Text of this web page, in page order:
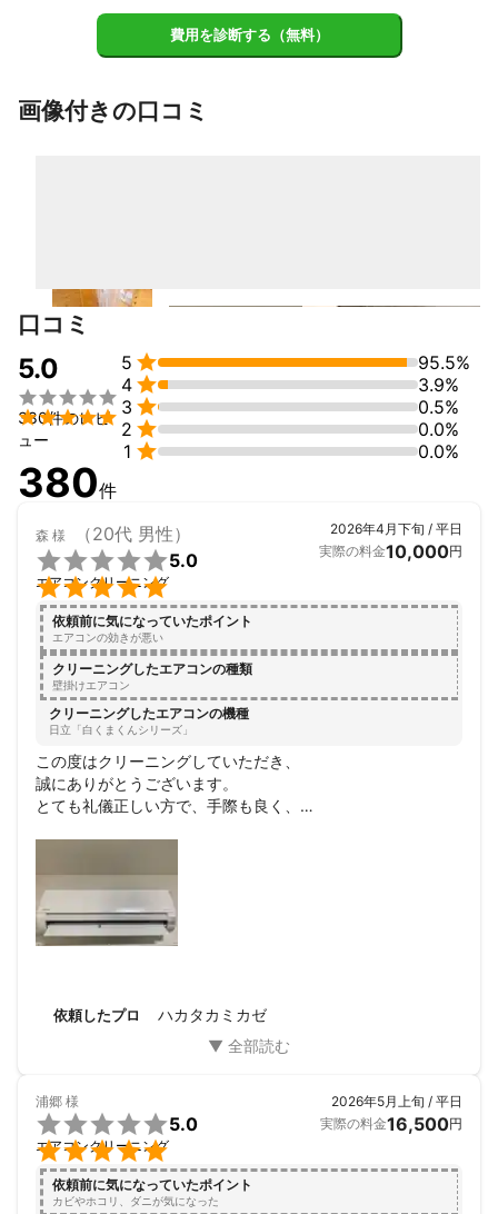
久留米市/八女市/筑後市/大川市/柳川市/みやま市/大牟田市/広川
佐賀市/小城市/鳥栖市/神埼市/吉野ヶ里町/上峰町/みやき町/基山町
◾️熊本県
お申し込みをご検討いただく前に以下の内容をご確認ください。
事前にエアコンのメーカーと室内機の型番を確認をさせていただ
きます。
＜エアコン清掃作業について＞
・作業箇所周辺の小物類は事前に移動いただくようお願いしま
・エアコンの下にバケツや脚立を置いて作業を行いますので事前
にスペースの確保をお願いします。
・ベッドやソファーなどがあり、移動が難しいようであればお申
し込みの際にご相談ください。
・作業時は、電気、水道、ガスを使用させていただきます。ま
た、部品洗浄のためベランダ、バスルーム、シンク等をお借りし
ます。
・生活臭、ペット関連の汚れ、タバコのヤニ、油、芳香剤、変
質、変色等、クリーニングでは完全に落とすことが出来ない場合
があります。
・エアコンクリーニングの際、取り外しのできない部品はそのま
までの作業となります。また、一部対応できない機種がありま
・エアコン上部までの高さが２メートル７０センチを超える場合
は対応できません。
・三菱製FZシリーズ、シャープ製エアレストシリーズ、富士通製
ノクリアＸシリーズは対応できません。また、富士通製ノクリア
・飲食店の厨房などで油汚れの酷いエアコン、故障が確認された
エアコン、壁に設置前のエアコン、窓用エアコン、床置きタイプ
のエアコン、天井埋め込みタイプ、業務用のエアコンは作業でき
・エアコン内部のプラスチックや綿の素材に染み込んだ汚れ、ま
たアルミや鉄部分の腐食などにより通常洗浄では落としきれない
・次のような状況の場合は作業ができないことがあります。あら
かじめご了承ください。不具合のある箇所、外国製や製造後９年
以上経過している設備機器、ビルトインタイプの設備機器、コー
キング等による密閉部分、床が通常のフローリング材や壁がクロ
スではなく、砂壁、京壁、土壁、漆喰壁、白壁、紙クロス、天然
木材など特殊な材質の部分とその周辺、足場を確保できない高所
費用を診断する（無料）
画像付きの口コミ
口コミ
5.0


380件のレビ
ュー
5 
95.5%
4 
3.9%
3 
0.5%
2 
0.0%
1  0.0%
380件
森 様 （20代 男性）


5.0
エアコンクリーニング
2026年4月下旬 / 平日
実際の料金10,000円
依頼前に気になっていたポイント
エアコンの効きが悪い
クリーニングしたエアコンの種類
壁掛けエアコン
クリーニングしたエアコンの機種
日立「白くまくんシリーズ」
この度はクリーニングしていただき、
誠にありがとうございます。
とても礼儀正しい方で、手際も良く、
私たちに寄り添った対応をしていただき
とても満足しております。
機会があれば
また利用させていただきたいと思います。
依頼したプロ ハカタカミカゼ
浦郷 様


5.0
エアコンクリーニング
2026年5月上旬 / 平日
実際の料金16,500円
依頼前に気になっていたポイント
カビやホコリ、ダニが気になった